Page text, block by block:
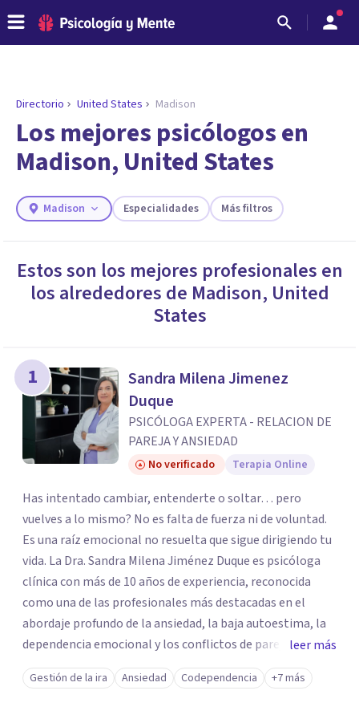
ENCONTRAR MI TERAPEUTA
¿Necesitas ayuda para encontrar el
psicólogo adecuado?
los profesionales que más se ajustan a tus
necesidades.
Responder cuestionario
Directorio United States Madison
Los mejores psicólogos en
Madison, United States
Madison Especialidades Más filtros
Estos son los mejores profesionales en
los alrededores de Madison, United
States
1
Sandra Milena Jimenez
Duque
PSICÓLOGA EXPERTA - RELACION DE
PAREJA Y ANSIEDAD
No verificado Terapia Online
Has intentado cambiar, entenderte o soltar… pero
vuelves a lo mismo? No es falta de fuerza ni de voluntad.
Es una raíz emocional no resuelta que sigue dirigiendo tu
vida. La Dra. Sandra Milena Jiménez Duque es psicóloga
clínica con más de 10 años de experiencia, reconocida
como una de las profesionales más destacadas en el
abordaje profundo de la ansiedad, la baja autoestima, la
dependencia emocional y los conflictos de pareja. Ha
trabajado con pacientes en diferentes países,
acompañando procesos complejos. Su enfoque
leer más
Gestión de la ira Ansiedad Codependencia +7 más